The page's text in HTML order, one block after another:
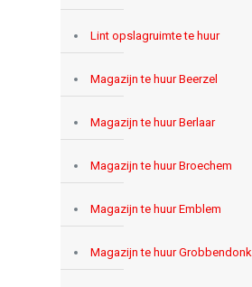
Lint opslagruimte te huur
Magazijn te huur Beerzel
Magazijn te huur Berlaar
Magazijn te huur Broechem
Magazijn te huur Emblem
Magazijn te huur Grobbendonk